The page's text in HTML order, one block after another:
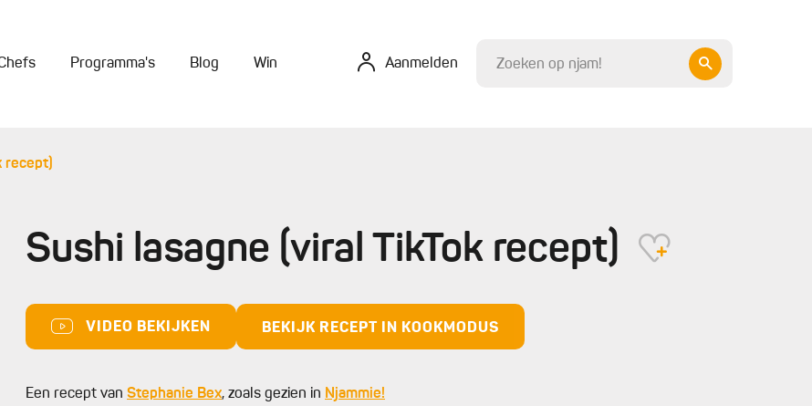
Programma's Blog Win Aanmelden
recept)
Sushi lasagne (viral TikTok recept)
VIDEO BEKIJKEN BEKIJK RECEPT IN KOOKMODUS
Een recept van Stephanie Bex, zoals gezien in Njammie!